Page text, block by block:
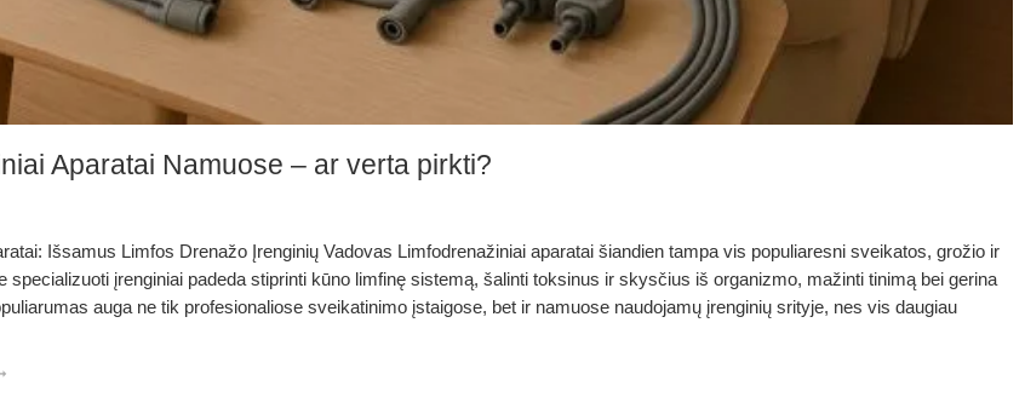
Aparatai Namuose – ar verta pirkti?
Išsamus Limfos Drenažo Įrenginių Vadovas Limfodrenažiniai aparatai šiandien tampa vis populiaresni sveikatos, grožio ir
specializuoti įrenginiai padeda stiprinti kūno limfinę sistemą, šalinti toksinus ir skysčius iš organizmo, mažinti tinimą bei gerina
auga ne tik profesionaliose sveikatinimo įstaigose, bet ir namuose naudojamų įrenginių srityje, nes vis daugiau